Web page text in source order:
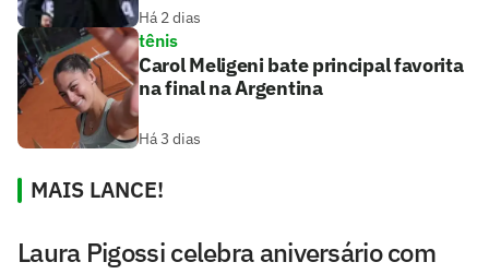
Há 2 dias
tênis
Carol Meligeni bate principal favorita
na final na Argentina
Há 3 dias
MAIS LANCE!
Laura Pigossi celebra aniversário com